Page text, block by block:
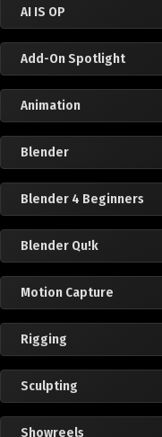
AI IS OP
Add-On Spotlight
Animation
Blender
Blender 4 Beginners
Blender Qu!k
Motion Capture
Rigging
Sculpting
Showreels